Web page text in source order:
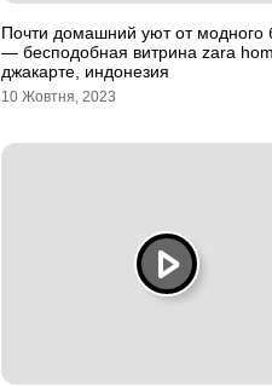
Почти домашний уют от модного
— бесподобная витрина zara
джакарте, индонезия
10 Жовтня, 2023